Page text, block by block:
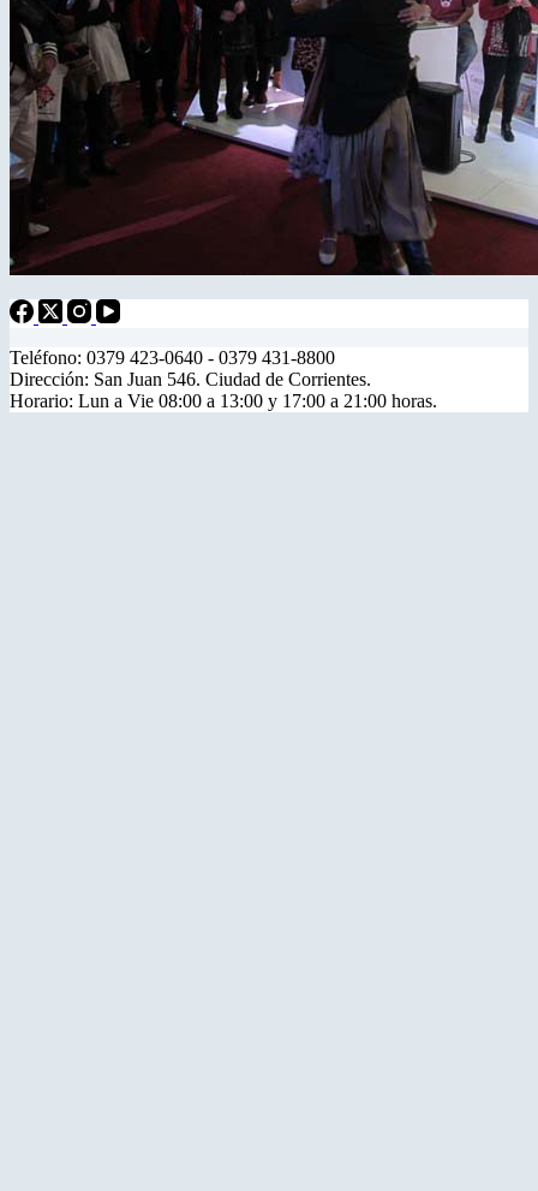
Teléfono: 0379 423-0640 - 0379 431-8800
Dirección: San Juan 546. Ciudad de Corrientes.
Horario: Lun a Vie 08:00 a 13:00 y 17:00 a 21:00 horas.